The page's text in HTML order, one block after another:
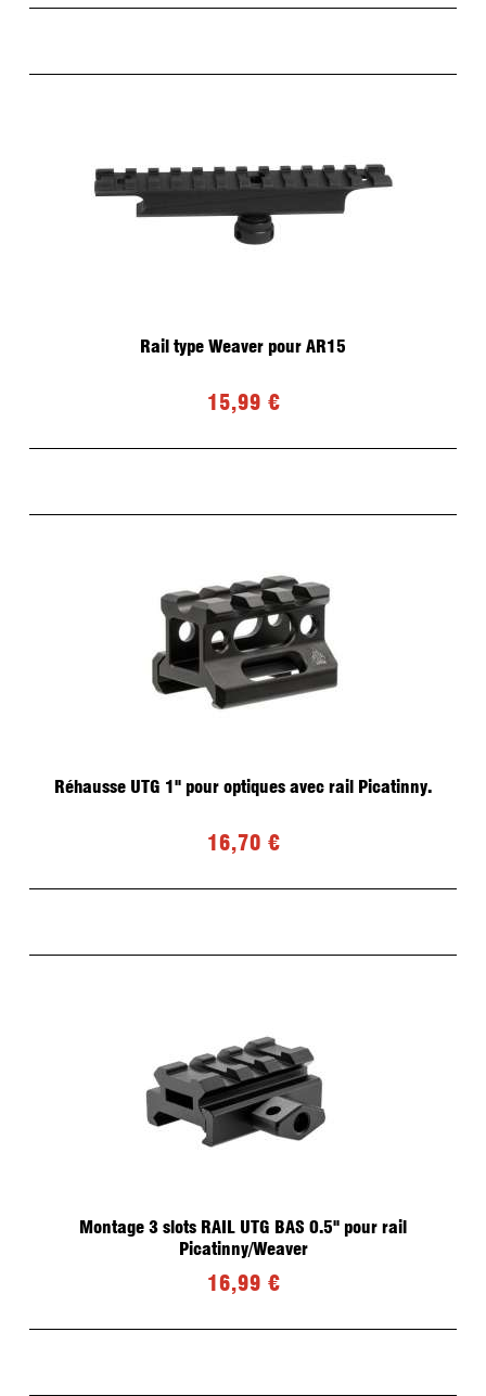
Rail type Weaver pour AR15
15,99 €
Réhausse UTG 1" pour optiques avec rail Picatinny.
16,70 €
Montage 3 slots RAIL UTG BAS 0.5" pour rail
Picatinny/Weaver
16,99 €